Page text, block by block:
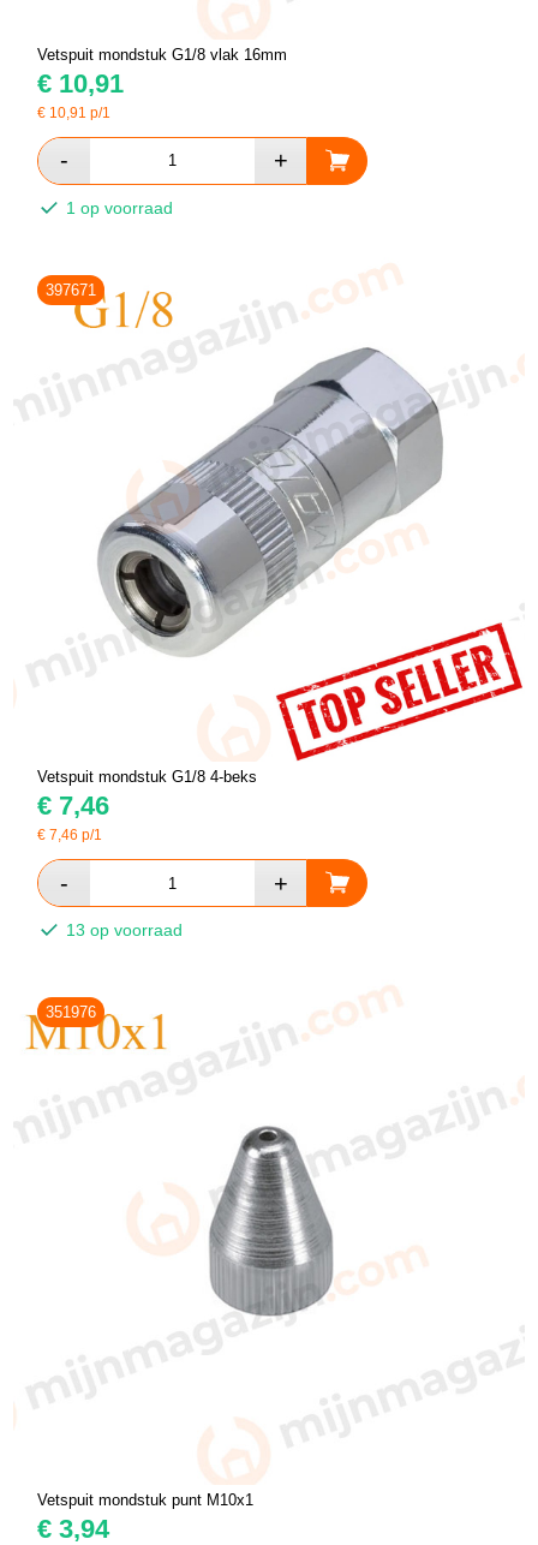
Vetspuit mondstuk G1/8 vlak 16mm
€ 10,91
€ 10,91 p/1
1 op voorraad
397671
Vetspuit mondstuk G1/8 4-beks
€ 7,46
€7,46 p/1
13 op voorraad
351976
Vetspuit mondstuk punt M10x1
€ 3,94